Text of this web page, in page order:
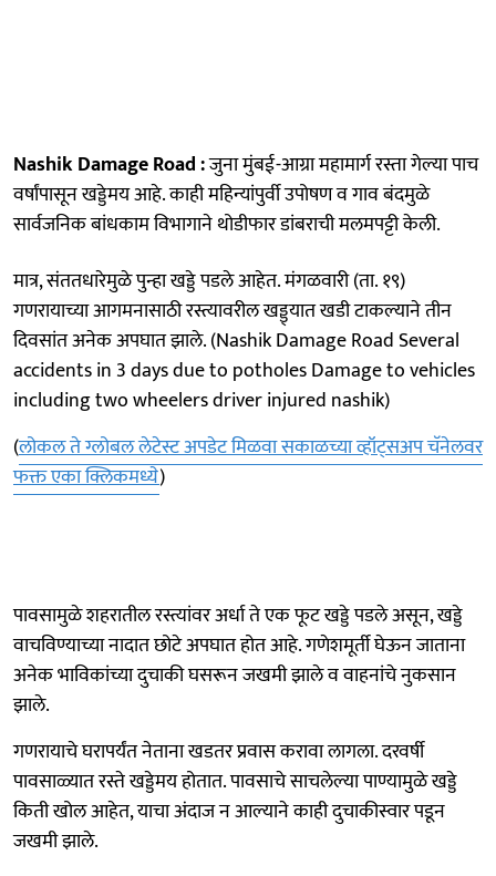
Nashik Damage Road :जुना मुंबई-आग्रा महामार्ग रस्ता गेल्या पाच
वर्षांपासून खड्डेमय आहे. काही महिन्यांपुर्वी उपोषण व गाव बंदमुळे
सार्वजनिक बांधकाम विभागाने थोडीफार डांबराची मलमपट्टी केली.
मात्र, संततधारेमुळे पुन्हा खड्डे पडले आहेत. मंगळवारी (ता. १९)
गणरायाच्या आगमनासाठी रस्त्यावरील खड्ड्यात खडी टाकल्याने तीन
दिवसांत अनेक अपघात झाले. (Nashik Damage Road Several
accidents in 3 days due to potholes Damage to vehicles
including two wheelers driver injured nashik)
(लोकल ते ग्लोबल लेटेस्ट अपडेट मिळवा सकाळच्या व्हॉट्सअप चॅनेलवर
फक्त एका क्लिकमध्ये)
पावसामुळे शहरातील रस्त्यांवर अर्धा ते एक फूट खड्डे पडले असून, खड्डे
वाचविण्याच्या नादात छोटे अपघात होत आहे. गणेशमूर्ती घेऊन जाताना
अनेक भाविकांच्या दुचाकी घसरून जखमी झाले व वाहनांचे नुकसान
झाले.
गणरायाचे घरापर्यंत नेताना खडतर प्रवास करावा लागला. दरवर्षी
पावसाळ्यात रस्ते खड्डेमय होतात. पावसाचे साचलेल्या पाण्यामुळे खड्डे
किती खोल आहेत, याचा अंदाज न आल्याने काही दुचाकीस्वार पडून
जखमी झाले.